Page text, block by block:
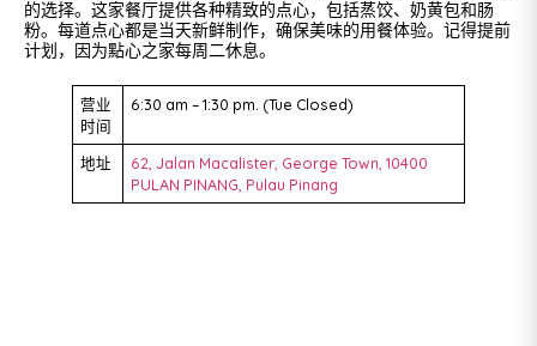
的选择。这家餐厅提供各种精致的点心，包括蒸饺、奶黄包和肠
粉。每道点心都是当天新鲜制作，确保美味的用餐体验。记得提前
计划，因为點心之家每周二休息。
营业
时间
6:30 am – 1:30 pm. (Tue Closed)
地址
62, Jalan Macalister, George Town, 10400
PULAN PINANG, Pulau Pinang